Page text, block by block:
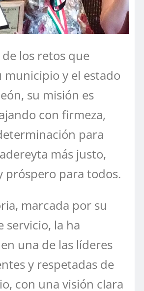
los retos que
municipio y el estado
su misión es
con firmeza,
para
más justo,
próspero para todos.
marcada por su
servicio, la ha
una de las líderes
y respetadas de
con una visión clara